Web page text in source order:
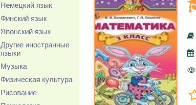
Немецкий язык
Финский язык
Японский язык
Другие иностранные
языки
Музыка
Физическая культура
Рисование